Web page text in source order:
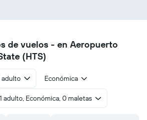
de vuelos - en Aeropuerto
(HTS)
adulto Económica
1 adulto, Económica, 0 maletas